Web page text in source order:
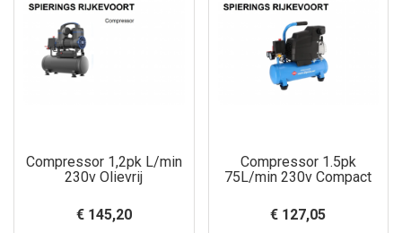
Compressor 1,2pk L/min
230v Olievrij
€ 145,20
Compressor 1.5pk
75L/min 230v Compact
€ 127,05